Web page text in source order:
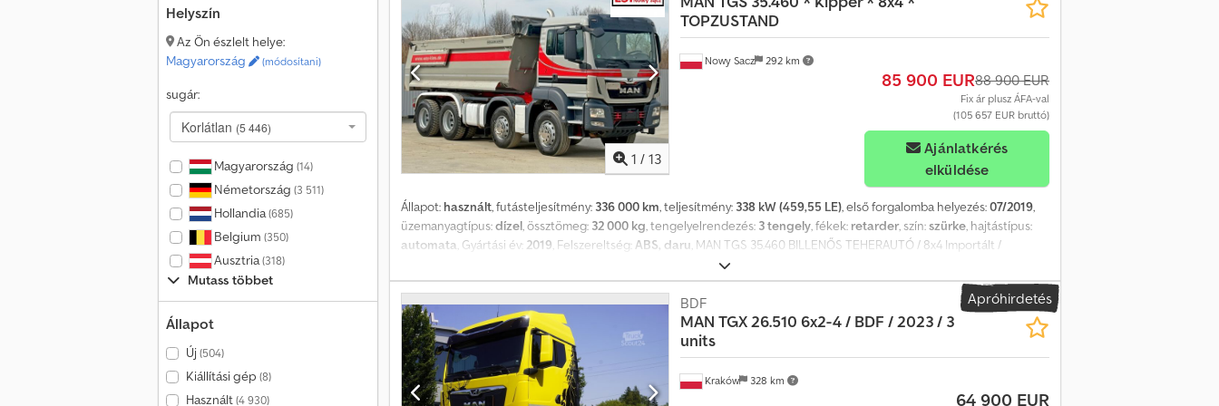
Helyszín
Az Ön észlelt helye:
Magyarország
(módosítani)
sugár:
Korlátlan (5 446)
Magyarország (14)
Németország (3 511)
Hollandia(685)
Belgium (350)
Ausztria(318)
Mutass többet
Állapot
Új(504)
Kiállítási gép (8)
Használt(4 930)
ITALIANO, ???? LASZLO – MAGYAR COSTEL – ROMÂN? (Románul minden exporttal kapcsolatos ügyintézést vállalunk,
beleértve a rendszámokat is) Cjdpfx Ahjwtwkmjhoha RADEK – ???? Ref. szám: 13064
1 / 13
Nowy Sacz 292 km
TOPZUSTAND
85 900 EUR88 900 EUR
Fix ár plusz ÁFA-val
(105 657 EUR bruttó)
Ajánlatkérés
elküldése
Állapot: használt, futásteljesítmény: 336 000 km, teljesítmény: 338 kW (459,55 LE), első forgalomba helyezés:07/2019,
üzemanyagtípus:dízel , össztömeg: 32 000 kg , tengelyelrendezés: 3 tengely , fékek: retarder, szín:szürke , hajtástípus:
automata , Gyártási év: 2019 , Felszereltség: ABS, daru , MAN TGS 35.460 BILLENŐS TEHERAUTÓ / 8x4 Importált /
BALESETMENTES JÓ ÁLLAPOTBAN! GYÁRTÁSI ÉV: 2019 FUTÁSTELJESÍTMÉNY: 336 000 km FELSZERELTSÉG: - ABS -
Központi zár - Elektromos ablakok - Szervokormány - Indításgátló - Tachográf TEHERBÍRÁS: 20 000 kg Chjdpfx Ahsyxi
Tdjhja ÖSSZTÖMEG: 32 000 kg TENGELYTÁV: 190/260/140 cm ABRONCSMÉRET: 315/80R22,5 FÜGGEESZTÉS:
LAPLEMEZES TEL.: KUBA – LENGYEL, ANGOL, NÉMET, OLASZ SEBASTIAN – LENGYEL, NÉMET, OLASZ, ???? LASZLO –
MAGYAR COSTEL – ROMÁN (Minden export ügyintézést elintézünk, rendszámmal együtt) RADEK – ???? Ref. szám: 3992
Apróhirdetés
Kraków 328 km
BDF
MAN TGX 26.510 6x2-4 / BDF / 2023 / 3
units
64 900 EUR